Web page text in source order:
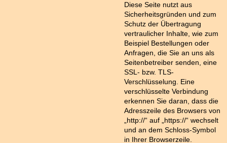
Diese Seite nutzt aus
Sicherheitsgründen und zum
Schutz der Übertragung
vertraulicher Inhalte, wie zum
Beispiel Bestellungen oder
Anfragen, die Sie an uns als
Seitenbetreiber senden, eine
SSL- bzw. TLS-
Verschlüsselung. Eine
verschlüsselte Verbindung
erkennen Sie daran, dass die
Adresszeile des Browsers von
„http://“ auf „https://“ wechselt
und an dem Schloss-Symbol
in Ihrer Browserzeile.